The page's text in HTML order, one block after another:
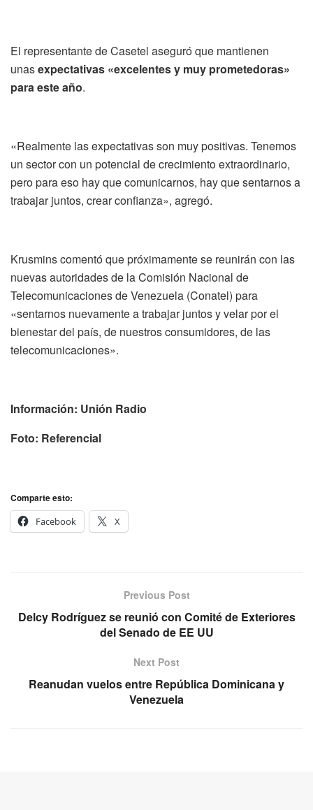
El representante de Casetel aseguró que mantienen
unasexpectativas «excelentes y muy prometedoras»
para este año.
«Realmente las expectativas son muy positivas. Tenemos
un sector con un potencial de crecimiento extraordinario,
pero para eso hay que comunicarnos, hay que sentarnos a
trabajar juntos, crear confianza», agregó.
Krusmins comentó que próximamente se reunirán con las
nuevas autoridades de la Comisión Nacional de
Telecomunicaciones de Venezuela (Conatel) para
«sentarnos nuevamente a trabajar juntos y velar por el
bienestar del país, de nuestros consumidores, de las
telecomunicaciones».
Información: Unión Radio
Foto: Referencial
Comparte esto:
Facebook
X
Previous Post
Delcy Rodríguez se reunió con Comité de Exteriores
del Senado de EE UU
Next Post
Reanudan vuelos entre República Dominicana y
Venezuela